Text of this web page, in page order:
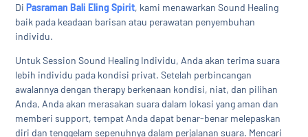
DiPasraman Bali Eling Spirit, kami menawarkan Sound Healing
baik pada keadaan barisan atau perawatan penyembuhan
individu.
Untuk Session Sound Healing Individu, Anda akan terima suara
lebih individu pada kondisi privat. Setelah perbincangan
awalannya dengan therapy berkenaan kondisi, niat, dan pilihan
Anda, Anda akan merasakan suara dalam lokasi yang aman dan
memberi support, tempat Anda dapat benar-benar melepaskan
diri dan tenggelam sepenuhnya dalam perjalanan suara. Mencari